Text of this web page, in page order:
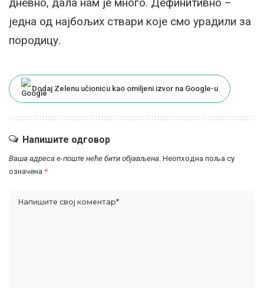
једна од најбољих ствари које смо урадили за
породицу.
Dodaj Zelenu učionicu kao omiljeni izvor na Google-u
Напишите одговор
Ваша адреса е-поште неће бити објављена. Неопходна поља су
означена *